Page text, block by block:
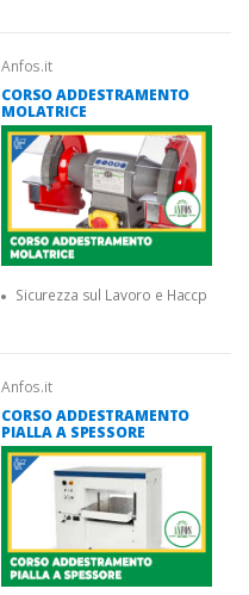
Anfos.it
CORSO ADDESTRAMENTO
MOLATRICE
Sicurezza sul Lavoro e Haccp
Anfos.it
CORSO ADDESTRAMENTO
PIALLA A SPESSORE